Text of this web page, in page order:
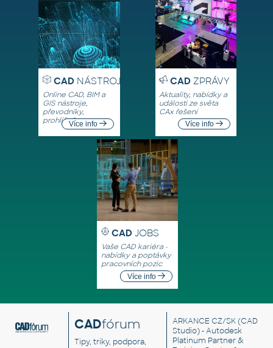
CADNÁSTROJE
Online CAD, BIM a
GIS nástroje,
převodníky,
prohlížečeVíce info
CADZPRÁVY
Aktuality, nabídky a
události ze světa
CAx řešení
Více info
CAD JOBS
Vaše CAD kariéra -
nabídky a poptávky
pracovních pozic
Více info
CADfórum
Tipy, triky, podpora,
ARKANCE CZ/SK(CAD
Studio) - Autodesk
Platinum Partner &